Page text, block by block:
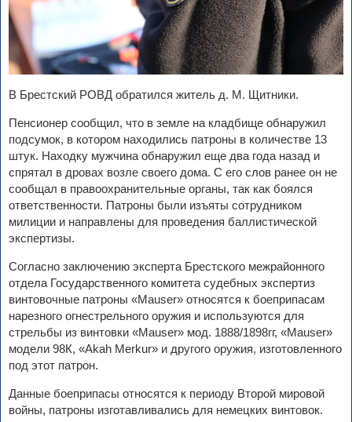
В Брестский РОВД обратился житель д. М. Щитники.
Пенсионер сообщил, что в земле на кладбище обнаружил
подсумок, в котором находились патроны в количестве 13
штук. Находку мужчина обнаружил еще два года назад и
спрятал в дровах возле своего дома. С его слов ранее он не
сообщал в правоохранительные органы, так как боялся
ответственности. Патроны были изъяты сотрудником
милиции и направлены для проведения баллистической
экспертизы.
Согласно заключению эксперта Брестского межрайонного
отдела Государственного комитета судебных экспертиз
винтовочные патроны «Мauser» относятся к боеприпасам
нарезного огнестрельного оружия и используются для
стрельбы из винтовки «Мauser» мод. 1888/1898гг, «Мauser»
модели 98К, «Akah Merkur» и другого оружия, изготовленного
под этот патрон.
Данные боеприпасы относятся к периоду Второй мировой
войны, патроны изготавливались для немецких винтовок.